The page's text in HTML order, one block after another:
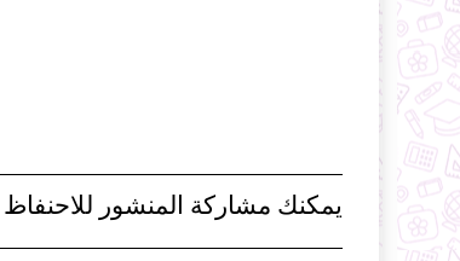
يمكنك مشاركة المنشور للاحنفاظ